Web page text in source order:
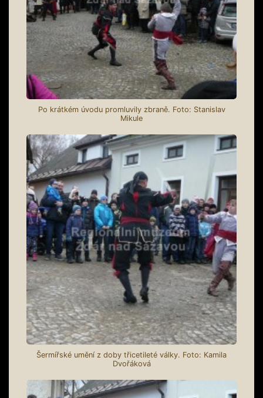
Po krátkém úvodu promluvily zbraně. Foto: Stanislav
Mikule
Šermířské umění z doby třicetileté války. Foto: Kamila
Dvořáková